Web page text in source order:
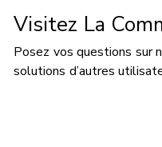
Visitez La
Posez vos questions sur
solutions d’autres